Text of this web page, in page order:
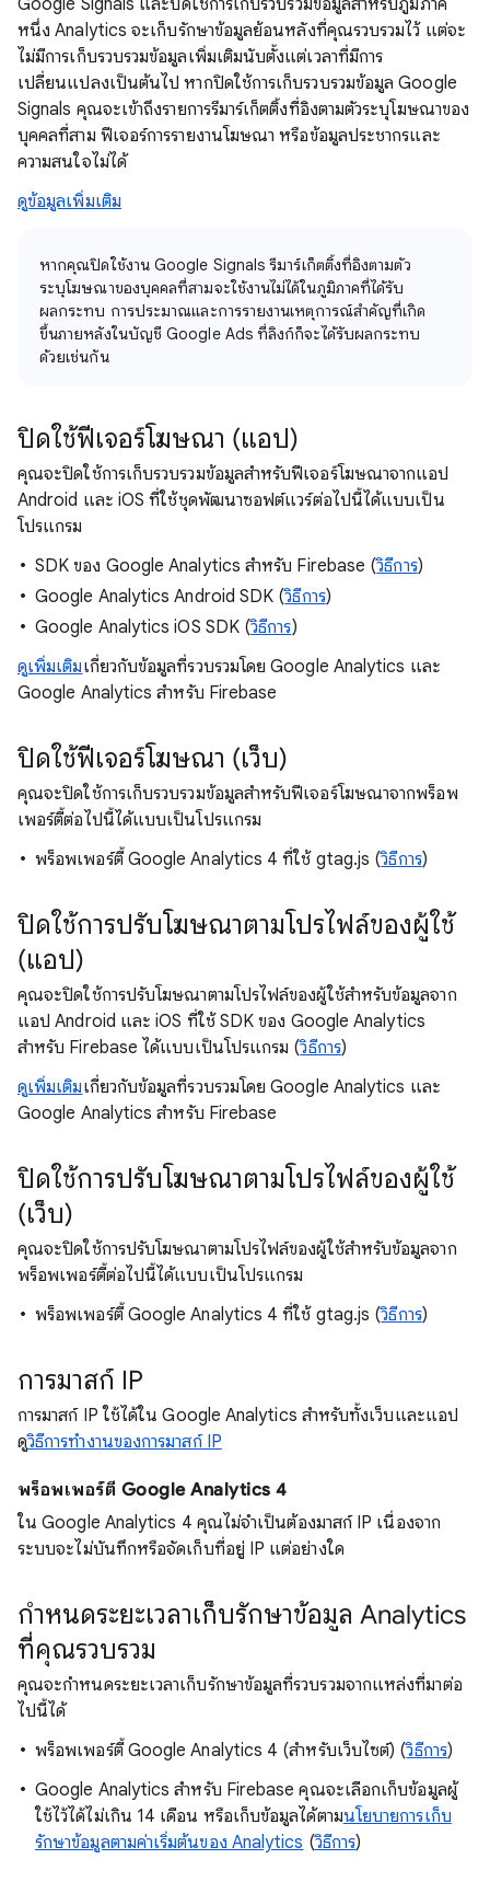
Google Signals และปิดใช้การเก็บรวบรวมข้อมูลสำหรับภูมิภาค
หนึ่ง Analytics จะเก็บรักษาข้อมูลย้อนหลังที่คุณรวบรวมไว้ แต่จะ
ไม่มีการเก็บรวบรวมข้อมูลเพิ่มเติมนับตั้งแต่เวลาที่มีการ
เปลี่ยนแปลงเป็นต้นไป หากปิดใช้การเก็บรวบรวมข้อมูล Google
Signals คุณจะเข้าถึงรายการรีมาร์เก็ตติ้งที่อิงตามตัวระบุโฆษณาของ
บุคคลที่สาม ฟีเจอร์การรายงานโฆษณา หรือข้อมูลประชากรและ
ความสนใจไม่ได้
ดูข้อมูลเพิ่มเติม
หากคุณปิดใช้งาน Google Signals รีมาร์เก็ตติ้งที่อิงตามตัว
ระบุโฆษณาของบุคคลที่สามจะใช้งานไม่ได้ในภูมิภาคที่ได้รับ
ผลกระทบ การประมาณและการรายงานเหตุการณ์สำคัญที่เกิด
ขึ้นภายหลังในบัญชี Google Ads ที่ลิงก์ก็จะได้รับผลกระทบ
ด้วยเช่นกัน
ปิดใช้ฟีเจอร์โฆษณา (แอป)
คุณจะปิดใช้การเก็บรวบรวมข้อมูลสำหรับฟีเจอร์โฆษณาจากแอป
Android และ iOS ที่ใช้ชุดพัฒนาซอฟต์แวร์ต่อไปนี้ได้แบบเป็น
โปรแกรม
SDK ของ Google Analytics สําหรับ Firebase (วิธีการ)
Google Analytics Android SDK (วิธีการ)
Google Analytics iOS SDK (วิธีการ)
ดูเพิ่มเติมเกี่ยวกับข้อมูลที่รวบรวมโดย Google Analytics และ
Google Analytics สำหรับ Firebase
ปิดใช้ฟีเจอร์โฆษณา (เว็บ)
คุณจะปิดใช้การเก็บรวบรวมข้อมูลสำหรับฟีเจอร์โฆษณาจากพร็อพ
เพอร์ตี้ต่อไปนี้ได้แบบเป็นโปรแกรม
พร็อพเพอร์ตี้ Google Analytics 4 ที่ใช้ gtag.js (วิธีการ)
ปิดใช้การปรับโฆษณาตามโปรไฟล์ของผู้ใช้
(แอป)
คุณจะปิดใช้การปรับโฆษณาตามโปรไฟล์ของผู้ใช้สำหรับข้อมูลจาก
แอป Android และ iOS ที่ใช้ SDK ของ Google Analytics
สำหรับ Firebase ได้แบบเป็นโปรแกรม (วิธีการ)
ดูเพิ่มเติมเกี่ยวกับข้อมูลที่รวบรวมโดย Google Analytics และ
Google Analytics สำหรับ Firebase
ปิดใช้การปรับโฆษณาตามโปรไฟล์ของผู้ใช้
(เว็บ)
คุณจะปิดใช้การปรับโฆษณาตามโปรไฟล์ของผู้ใช้สำหรับข้อมูลจาก
พร็อพเพอร์ตี้ต่อไปนี้ได้แบบเป็นโปรแกรม
พร็อพเพอร์ตี้ Google Analytics 4 ที่ใช้ gtag.js (วิธีการ)
การมาสก์ IP
การมาสก์ IP ใช้ได้ใน Google Analytics สำหรับทั้งเว็บและแอป
ดูวิธีการทำงานของการมาสก์ IP
พร็อพเพอร์ตี้ Google Analytics 4
ใน Google Analytics 4 คุณไม่จําเป็นต้องมาสก์ IP เนื่องจาก
ระบบจะไม่บันทึกหรือจัดเก็บที่อยู่ IP แต่อย่างใด
กำหนดระยะเวลาเก็บรักษาข้อมูล Analytics
ที่คุณรวบรวม
คุณจะกำหนดระยะเวลาเก็บรักษาข้อมูลที่รวบรวมจากแหล่งที่มาต่อ
ไปนี้ได้
พร็อพเพอร์ตี้ Google Analytics 4 (สำหรับเว็บไซต์) (วิธีการ)
Google Analytics สำหรับ Firebase คุณจะเลือกเก็บข้อมูลผู้
ใช้ไว้ได้ไม่เกิน 14 เดือน หรือเก็บข้อมูลได้ตามนโยบายการเก็บ
รักษาข้อมูลตามค่าเริ่มต้นของ Analytics (วิธีการ)